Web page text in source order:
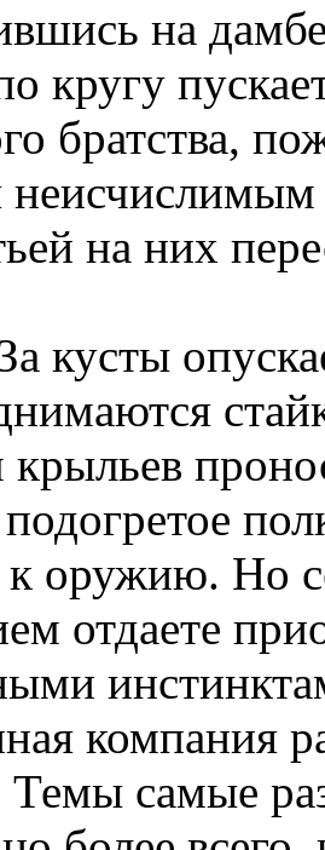
на
кругу
братства,
на них
кусты
крыльев
к оружию. Но
отдаете
компания
Темы самые